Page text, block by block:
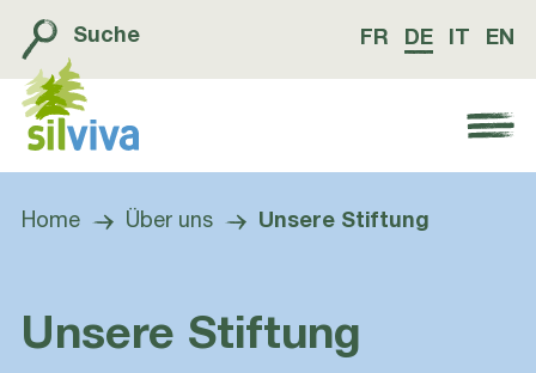
Suche FR DE EN
Navigation öffnen bzw. schliessen
Home Über uns Unsere Stiftung
Unsere Stiftung